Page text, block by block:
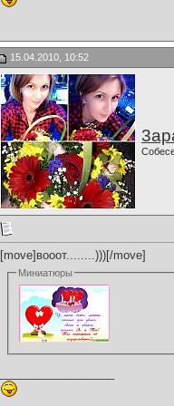
15.04.2010, 10:52
[move]вооот........)))[/move]
Миниатюры